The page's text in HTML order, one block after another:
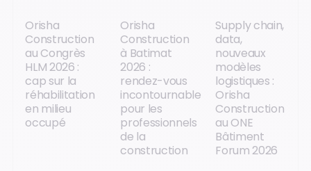
Orisha
Construction
au Congrès
HLM 2026 :
cap sur la
réhabilitation
en milieu
occupé
Orisha
Construction
à Batimat
2026 :
rendez-vous
incontournable
pour les
professionnels
de la
construction
Supply chain,
data,
nouveaux
modèles
logistiques :
Orisha
Construction
au ONE
Bâtiment
Forum 2026